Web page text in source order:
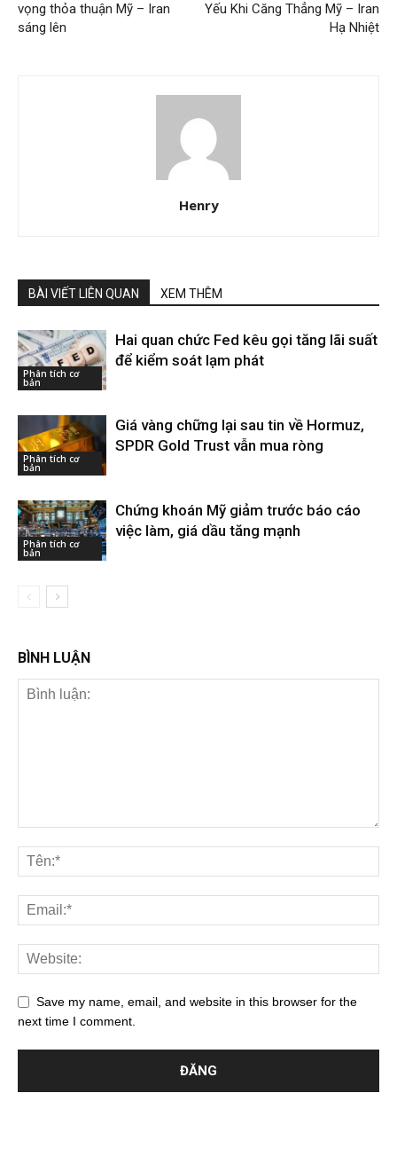
vọng thỏa thuận Mỹ – Iran
sáng lên
Yếu Khi Căng Thẳng Mỹ – Iran
Hạ Nhiệt
Henry
BÀI VIẾT LIÊN QUAN XEM THÊM
Phân tích cơ
bản
Hai quan chức Fed kêu gọi tăng lãi suất
để kiểm soát lạm phát
Phân tích cơ
bản
Giá vàng chững lại sau tin về Hormuz,
SPDR Gold Trust vẫn mua ròng
Phân tích cơ
bản
Chứng khoán Mỹ giảm trước báo cáo
việc làm, giá dầu tăng mạnh
BÌNH LUẬN
Save my name, email, and website in this browser for the
next time I comment.